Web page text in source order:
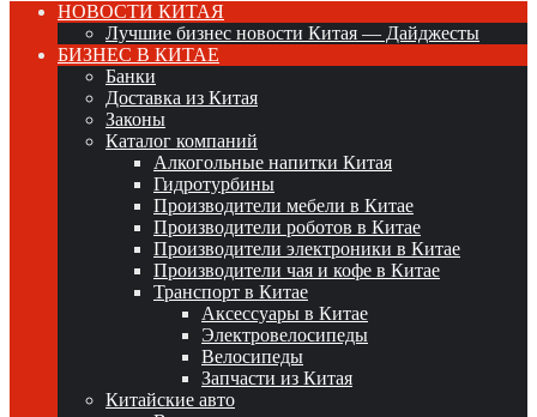
НОВОСТИ КИТАЯ
Лучшие бизнес новости Китая — Дайджесты
БИЗНЕС В КИТАЕ
Банки
Доставка из Китая
Законы
Каталог компаний
Алкогольные напитки Китая
Гидротурбины
Производители мебели в Китае
Производители роботов в Китае
Производители электроники в Китае
Производители чая и кофе в Китае
Транспорт в Китае
Аксессуары в Китае
Электровелосипеды
Велосипеды
Запчасти из Китая
Китайские авто